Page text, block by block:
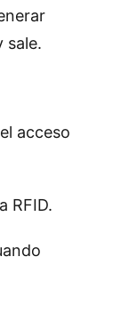
sale.
acceso
RFID.